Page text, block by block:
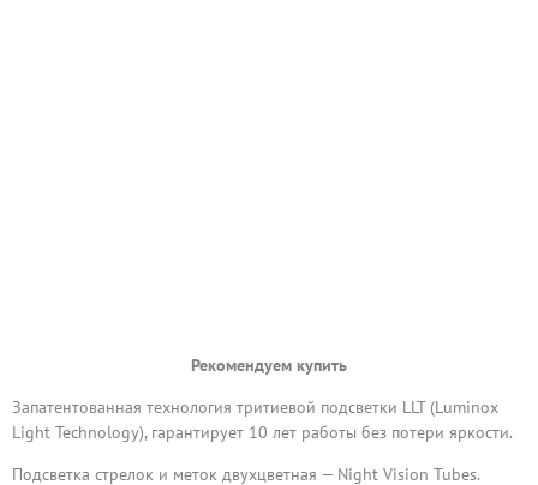
Рекомендуем купить
Запатентованная технология тритиевой подсветки LLT (Luminox
Light Technology), гарантирует 10 лет работы без потери яркости.
Подсветка стрелок и меток двухцветная — Night Vision Tubes.